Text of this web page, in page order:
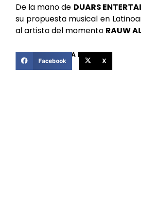
De la mano de DUARS
su propuesta musical en
al artista del momento RAUW
COMPARTIR ESTA NOTICIA
Facebook X